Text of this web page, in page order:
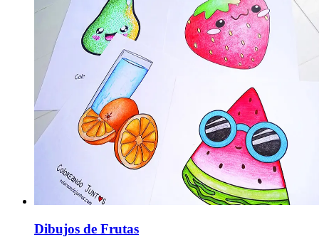
Dibujos de Frutas